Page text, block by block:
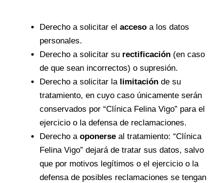
Derecho a solicitar el acceso a los datos
personales.
Derecho a solicitar su rectificación (en caso
de que sean incorrectos) o supresión.
Derecho a solicitar la limitación de su
tratamiento, en cuyo caso únicamente serán
conservados por “Clínica Felina Vigo” para el
ejercicio o la defensa de reclamaciones.
Derecho a oponerse al tratamiento: “Clínica
Felina Vigo” dejará de tratar sus datos, salvo
que por motivos legítimos o el ejercicio o la
defensa de posibles reclamaciones se tengan